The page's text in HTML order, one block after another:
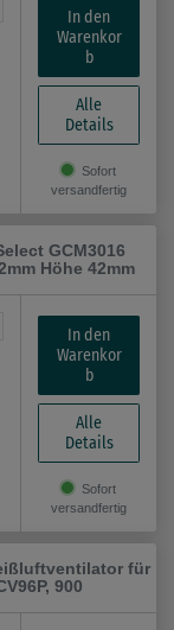
In den
Warenkor
b
Alle
Details
Sofort
versandfertig
GCM3016
Höhe 42mm
In den
Warenkor
b
Alle
Details
Sofort
versandfertig
für
900